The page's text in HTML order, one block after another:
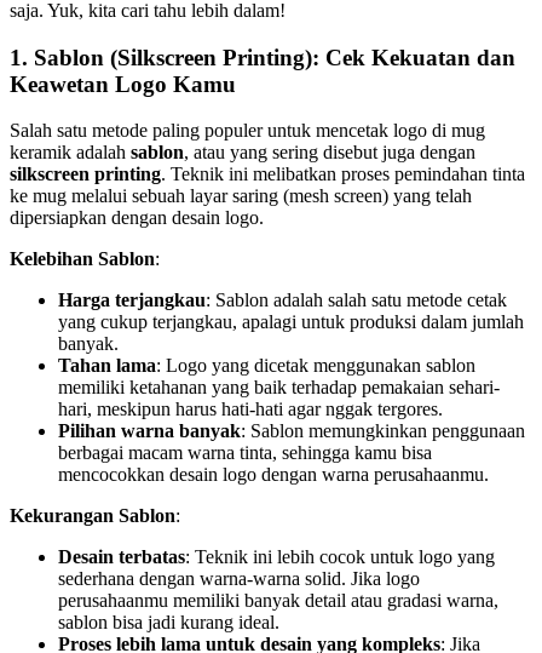
saja. Yuk, kita cari tahu lebih dalam!
1. Sablon (Silkscreen Printing): Cek Kekuatan dan
Keawetan Logo Kamu
Salah satu metode paling populer untuk mencetak logo di mug
keramik adalah sablon, atau yang sering disebut juga dengan
silkscreen printing. Teknik ini melibatkan proses pemindahan tinta
ke mug melalui sebuah layar saring (mesh screen) yang telah
dipersiapkan dengan desain logo.
Kelebihan Sablon:
Harga terjangkau: Sablon adalah salah satu metode cetak
yang cukup terjangkau, apalagi untuk produksi dalam jumlah
banyak.
Tahan lama: Logo yang dicetak menggunakan sablon
memiliki ketahanan yang baik terhadap pemakaian sehari-
hari, meskipun harus hati-hati agar nggak tergores.
Pilihan warna banyak: Sablon memungkinkan penggunaan
berbagai macam warna tinta, sehingga kamu bisa
mencocokkan desain logo dengan warna perusahaanmu.
Kekurangan Sablon:
Desain terbatas: Teknik ini lebih cocok untuk logo yang
sederhana dengan warna-warna solid. Jika logo
perusahaanmu memiliki banyak detail atau gradasi warna,
sablon bisa jadi kurang ideal.
Proses lebih lama untuk desain yang kompleks: Jika